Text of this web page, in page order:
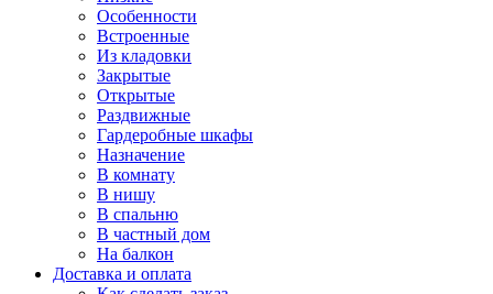
Особенности
Встроенные
Из кладовки
Закрытые
Открытые
Раздвижные
Гардеробные шкафы
Назначение
В комнату
В нишу
В спальню
В частный дом
На балкон
Доставка и оплата